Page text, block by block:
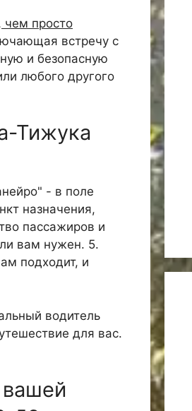
просто
встречу с
и безопасную
любого другого
Тижука
- в поле
назначения,
пассажиров и
вам нужен. 5.
подходит, и
водитель
для вас.